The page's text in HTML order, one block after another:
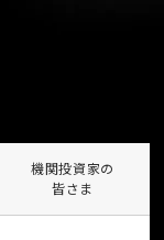
機関投資家の
皆さま